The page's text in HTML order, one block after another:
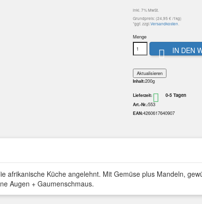
inkl. 7% MwSt.
Grundpreis: (24,95 € /1kg)
*ggf. zzgl.Versandkosten.
Menge
 IN DEN
Inhalt:200g
Lieferzeit:  0-5 Tagen
Art.-Nr.:553
EAN:4260617640907
afrikanische Küche angelehnt. Mit Gemüse plus Mandeln,
Augen + Gaumenschmaus.